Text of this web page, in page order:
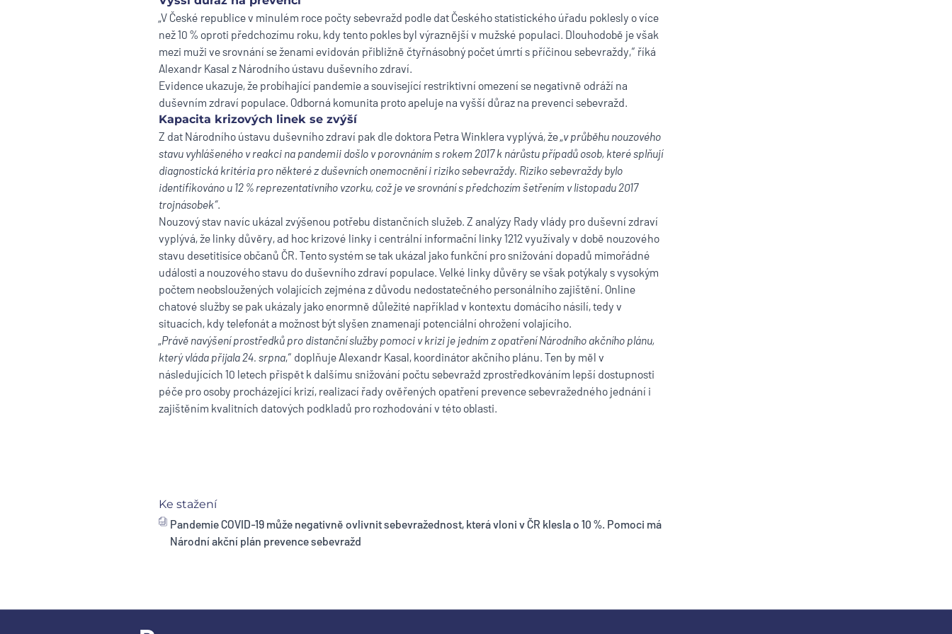
„V České republice v minulém roce počty sebevražd podle dat Českého statistického úřadu poklesly o více
než 10 % oproti předchozímu roku, kdy tento pokles byl výraznější v mužské populaci. Dlouhodobě je však
mezi muži ve srovnání se ženami evidován přibližně čtyřnásobný počet úmrtí s příčinou sebevraždy,“ říká
Alexandr Kasal z Národního ústavu duševního zdraví.
Evidence ukazuje, že probíhající pandemie a související restriktivní omezení se negativně odráží na
duševním zdraví populace. Odborná komunita proto apeluje na vyšší důraz na prevenci sebevražd.
Kapacita krizových linek se zvýší
Z dat Národního ústavu duševního zdraví pak dle doktora Petra Winklera vyplývá, že „v průběhu nouzového
stavu vyhlášeného v reakci na pandemii došlo v porovnáním s rokem 2017 k nárůstu případů osob, které splňují
diagnostická kritéria pro některé z duševních onemocnění i riziko sebevraždy. Riziko sebevraždy bylo
identifikováno u 12 % reprezentativního vzorku, což je ve srovnání s předchozím šetřením v listopadu 2017
trojnásobek“.
Nouzový stav navíc ukázal zvýšenou potřebu distančních služeb. Z analýzy Rady vlády pro duševní zdraví
vyplývá, že linky důvěry, ad hoc krizové linky i centrální informační linky 1212 využívaly v době nouzového
stavu desetitisíce občanů ČR. Tento systém se tak ukázal jako funkční pro snižování dopadů mimořádné
události a nouzového stavu do duševního zdraví populace. Velké linky důvěry se však potýkaly s vysokým
počtem neobsloužených volajících zejména z důvodu nedostatečného personálního zajištění. Online
chatové služby se pak ukázaly jako enormně důležité například v kontextu domácího násilí, tedy v
situacích, kdy telefonát a možnost být slyšen znamenají potenciální ohrožení volajícího.
„Právě navýšení prostředků pro distanční služby pomoci v krizi je jedním z opatření Národního akčního plánu,
který vláda přijala 24. srpna,“ doplňuje Alexandr Kasal, koordinátor akčního plánu. Ten by měl v
následujících 10 letech přispět k dalšímu snižování počtu sebevražd zprostředkováním lepší dostupnosti
péče pro osoby procházející krizí, realizací řady ověřených opatření prevence sebevražedného jednání i
zajištěním kvalitních datových podkladů pro rozhodování v této oblasti.
Ke stažení
Pandemie COVID-19 může negativně ovlivnit sebevražednost, která vloni v ČR klesla o 10 %. Pomoci má
Národní akční plán prevence sebevražd